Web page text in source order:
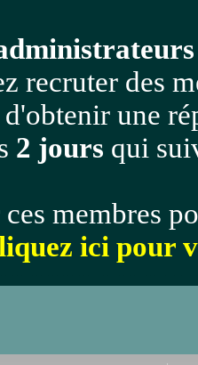
recruter des
une
2 jours qui
membres
ici pour